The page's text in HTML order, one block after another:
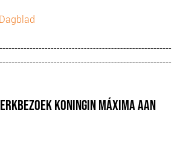
KONINGIN MÁXIMA AAN